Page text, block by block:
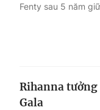
Fenty sau 5 năm
Rihanna
Gala